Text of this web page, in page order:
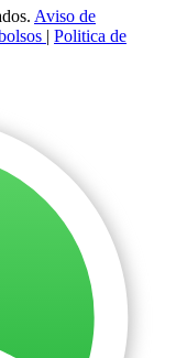
Aviso de
| Politica de